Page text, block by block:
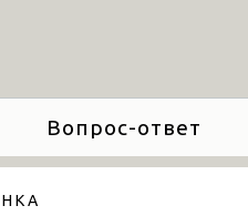
Вопрос-ответ
К А